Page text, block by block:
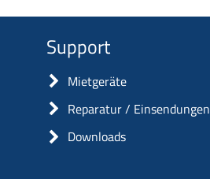
Support
Mietgeräte
Reparatur / Einsendungen
Downloads